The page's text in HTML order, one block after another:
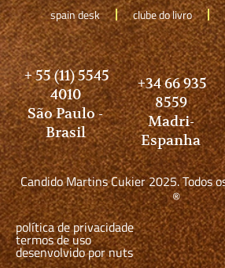
spain desk
clube do livro
+ 55 (11) 5545
4010
São Paulo -
Brasil
+34 66 935
8559
Madri-
Espanha
Candido Martins Cukier 2025. Todos
®
política de privacidade
termos de uso
desenvolvido por nuts